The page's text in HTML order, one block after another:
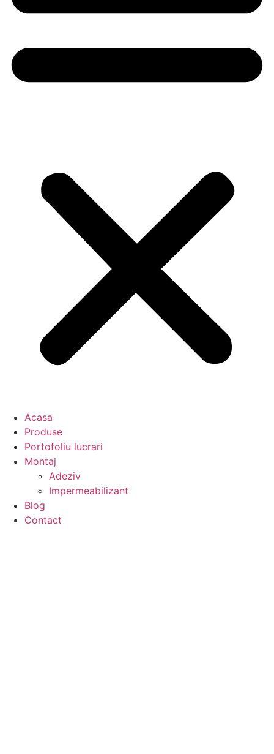
Acasa
Produse
Portofoliu lucrari
Montaj
Adeziv
Impermeabilizant
Blog
Contact